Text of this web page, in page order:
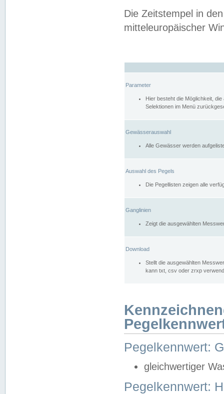
Die Zeitstempel in
mitteleuropäischer
Parameter
Hier besteht die Möglichkeit,
Selektionen im Menü
Gewässerauswahl
Alle Gewässer werden
Auswahl des Pegels
Die Pegellisten zeigen alle
Ganglinien
Zeigt die ausgewählten
Download
Stellt die ausgewählten
kann txt, csv oder zrxp
Pegelkennwert:
gleichwertiger
Pegelkennwert: